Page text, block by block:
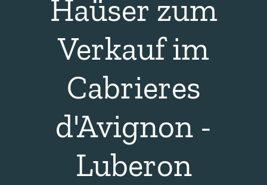
Haüser zum
Verkauf im
Cabrieres
d'Avignon -
Luberon